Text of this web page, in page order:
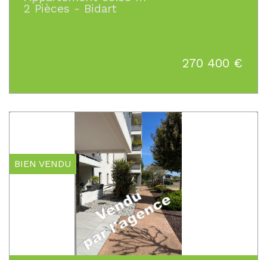
2 Pièces - Bidart
270 400 €
BIEN VENDU